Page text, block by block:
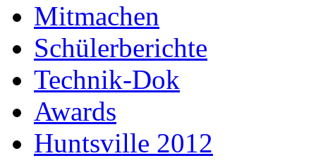
Mitmachen
Schülerberichte
Technik-Dok
Awards
Huntsville 2012